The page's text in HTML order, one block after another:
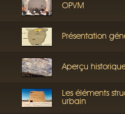
OPVM
Présentation
Aperçu
Les éléments
urbain